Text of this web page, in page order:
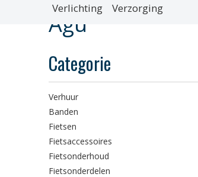
Verlichting Verzorging
Agu
Categorie
Verhuur
Banden
Fietsen
Fietsaccessoires
Fietsonderhoud
Fietsonderdelen